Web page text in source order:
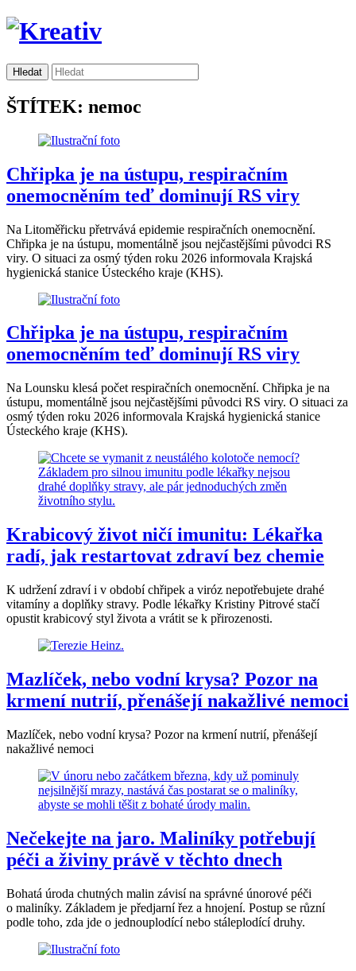
ŠTÍTEK: nemoc
Chřipka je na ústupu, respiračním
onemocněním teď dominují RS viry
Na Litoměřicku přetrvává epidemie respiračních onemocnění.
Chřipka je na ústupu, momentálně jsou nejčastějšími původci RS
viry. O situaci za osmý týden roku 2026 informovala Krajská
hygienická stanice Ústeckého kraje (KHS).
Chřipka je na ústupu, respiračním
onemocněním teď dominují RS viry
Na Lounsku klesá počet respiračních onemocnění. Chřipka je na
ústupu, momentálně jsou nejčastějšími původci RS viry. O situaci za
osmý týden roku 2026 informovala Krajská hygienická stanice
Ústeckého kraje (KHS).
Krabicový život ničí imunitu: Lékařka
radí, jak restartovat zdraví bez chemie
K udržení zdraví i v období chřipek a viróz nepotřebujete drahé
vitamíny a doplňky stravy. Podle lékařky Kristiny Pitrové stačí
opustit krabicový styl života a vrátit se k přirozenosti.
Mazlíček, nebo vodní krysa? Pozor na
krmení nutrií, přenášejí nakažlivé nemoci
Mazlíček, nebo vodní krysa? Pozor na krmení nutrií, přenášejí
nakažlivé nemoci
Nečekejte na jaro. Maliníky potřebují
péči a živiny právě v těchto dnech
Bohatá úroda chutných malin závisí na správné únorové péči
o maliníky. Základem je předjarní řez a hnojení. Postup se různí
podle toho, zda jde o jednouplodící nebo stáleplodící druhy.